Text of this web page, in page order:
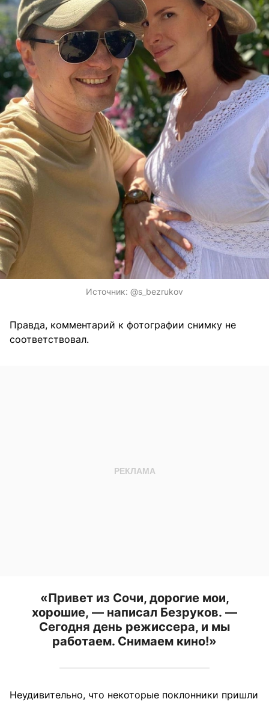
Источник: @s_bezrukov
Правда, комментарий к фотографии снимку не
соответствовал.
«Привет из Сочи, дорогие мои,
хорошие, — написал Безруков. —
Сегодня день режиссера, и мы
работаем. Снимаем кино!»
Неудивительно, что некоторые поклонники пришли